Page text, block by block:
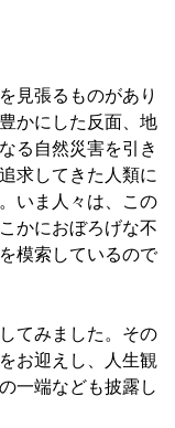
見張るものがあり
かにした反面、地
る自然災害を引き
求してきた人類に
いま人々は、この
かにおぼろげな不
模索しているので
てみました。その
お迎えし、人生観
一端なども披露し